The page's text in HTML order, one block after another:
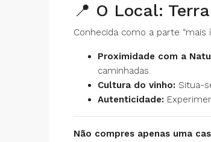
📍 O Local:
Conhecida como a parte
Proximidade com a
caminhadas.
Cultura do vinho: Situa-
Autenticidade:
Não compres apenas uma